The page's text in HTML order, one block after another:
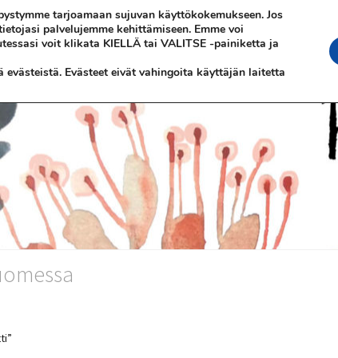
tarjoamaan sujuvan käyttökokemukseen. Jos
palvelujemme kehittämiseen. Emme voi
voit klikata KIELLÄ tai VALITSE -painiketta ja
Evästeet eivät vahingoita käyttäjän laitetta